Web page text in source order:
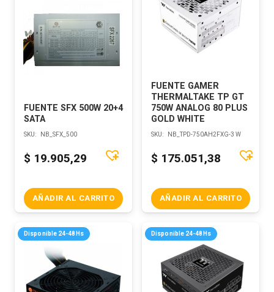
FUENTE SFX 500W 20+4
SATA
SKU: NB_SFX_500
$ 19.905,29
AÑADIR AL CARRITO
FUENTE GAMER
THERMALTAKE TP GT
750W ANALOG 80 PLUS
GOLD WHITE
SKU: NB_TPD-750AH2FXG-3 W
$ 175.051,38
AÑADIR AL CARRITO
Disponible 24-48Hs Disponible 24-48Hs